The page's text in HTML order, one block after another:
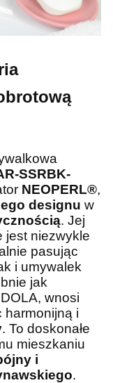
SSRBK-
NEOPERL®,
designu w
. Jej
jest niezwykle
pasując
i umywalek
jak
wnosi
harmonijną i
. To doskonałe
mieszkaniu
i
.